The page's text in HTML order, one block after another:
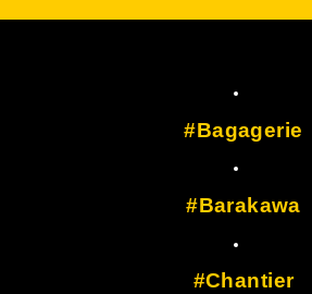
Bagagerie
Barakawa
Chantier